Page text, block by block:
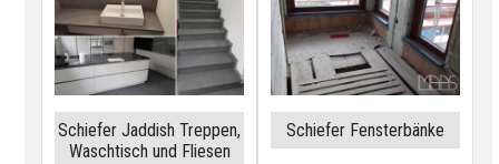
Schiefer Jaddish Treppen,
Waschtisch und Fliesen
Schiefer Fensterbänke